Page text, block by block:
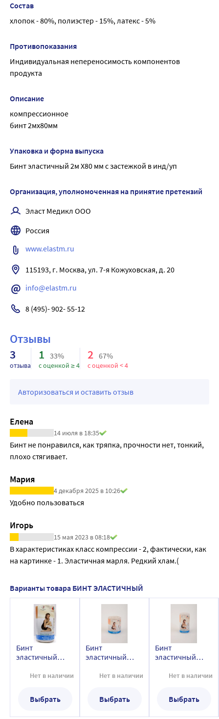
Состав
хлопок - 80%, полиэстер - 15%, латекс - 5%
Противопоказания
Индивидуальная непереносимость компонентов
продукта
Описание
компрессионное
бинт 2мх80мм
Упаковка и форма выпуска
Бинт эластичный 2м Х80 мм с застежкой в инд/уп
Организация, уполномоченная на принятие претензий
Эласт Медикл ООО
Россия
www.elastm.ru
info@elastm.ru
8 (495)- 902- 55-12
Отзывы
3
отзыва
1 33%
с оценкой ≥ 4
2 67%
с оценкой < 4
Авторизоваться и оставить отзыв
Елена
14 июля в 18:35
Бинт не понравился, как тряпка, прочности нет, тонкий,
плохо стягивает.
Мария
4 декабря 2025 в 10:26
Удобно пользоваться
Игорь
15 мая 2023 в 08:18
В характеристиках класс компрессии - 2, фактически, как
на картинке - 1. Эластичная марля. Редкий хлам.(
Варианты товара БИНТ ЭЛАСТИЧНЫЙ
Бинт
эластичный
растяжимости 2
Нет в наличии
Выбрать
Бинт
эластичный
растяжимости 5
Нет в наличии
Выбрать
Бинт
эластичный
растяжимости 3
Нет в наличии
Выбрать